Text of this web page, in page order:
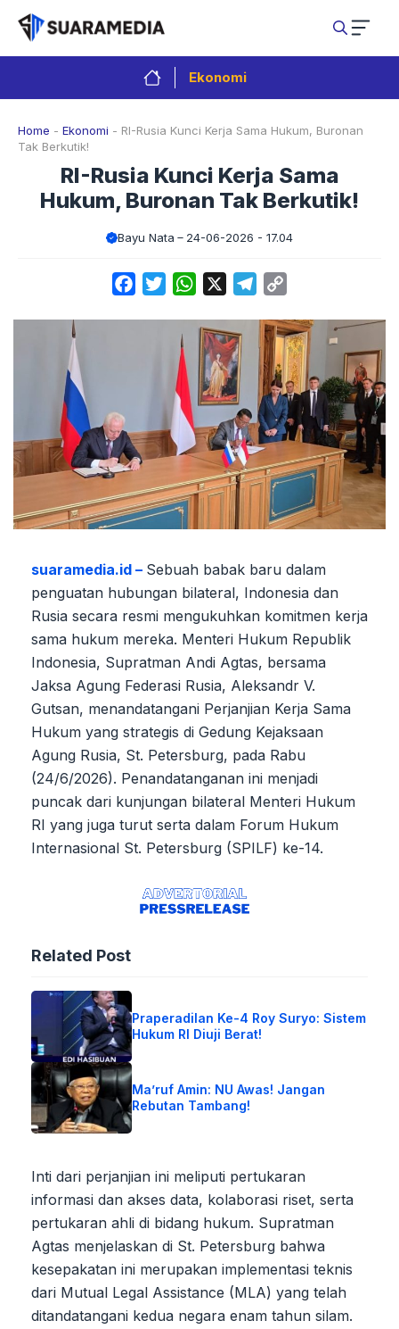
Langsung
isi
Ekonomi
Home - Ekonomi - RI-Rusia Kunci Kerja Sama Hukum, Buronan
Tak Berkutik!
RI-Rusia Kunci Kerja Sama
Hukum, Buronan Tak Berkutik!
Bayu Nata 24-06-2026 - 17.04
FacebookTwitterWhatsApp Telegram
suaramedia.id – Sebuah babak baru dalam
penguatan hubungan bilateral, Indonesia dan
Rusia secara resmi mengukuhkan komitmen kerja
sama hukum mereka. Menteri Hukum Republik
Indonesia, Supratman Andi Agtas, bersama
Jaksa Agung Federasi Rusia, Aleksandr V.
Gutsan, menandatangani Perjanjian Kerja Sama
Hukum yang strategis di Gedung Kejaksaan
Agung Rusia, St. Petersburg, pada Rabu
(24/6/2026). Penandatanganan ini menjadi
puncak dari kunjungan bilateral Menteri Hukum
RI yang juga turut serta dalam Forum Hukum
Internasional St. Petersburg (SPILF) ke-14.
Related Post
Praperadilan Ke-4 Roy Suryo: Sistem
Hukum RI Diuji Berat!
Ma’ruf Amin: NU Awas! Jangan
Rebutan Tambang!
Inti dari perjanjian ini meliputi pertukaran
informasi dan akses data, kolaborasi riset, serta
pertukaran ahli di bidang hukum. Supratman
Agtas menjelaskan di St. Petersburg bahwa
kesepakatan ini merupakan implementasi teknis
dari Mutual Legal Assistance (MLA) yang telah
ditandatangani kedua negara enam tahun silam.